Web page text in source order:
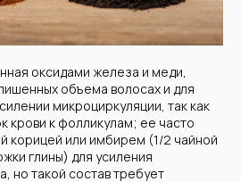
оксидами железа и меди,
объема волосах и для
микроциркуляции, так как
крови к фолликулам; ее часто
корицей или имбирем (1/2 чайной
глины) для усиления
но такой состав требует